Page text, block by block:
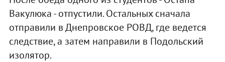
Вакулюка - отпустили. Остальных сначала
отправили в Днепровское РОВД, где ведется
следствие, а затем направили в Подольский
изолятор.